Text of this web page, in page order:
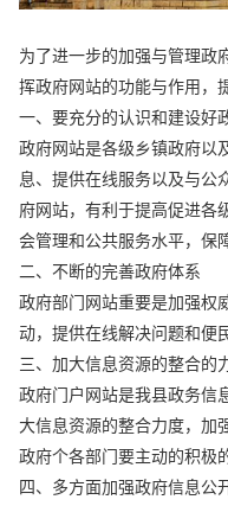
为了进一步的加强与管理政
挥政府网站的功能与作用，
一、要充分的认识和建设好
政府网站是各级乡镇政府以
息、提供在线服务以及与公
府网站，有利于提高促进各
会管理和公共服务水平，保
二、不断的完善政府体系
政府部门网站重要是加强权
动，提供在线解决问题和便
三、加大信息资源的整合的
政府门户网站是我县政务信
大信息资源的整合力度，加
政府个各部门要主动的积极
四、多方面加强政府信息公